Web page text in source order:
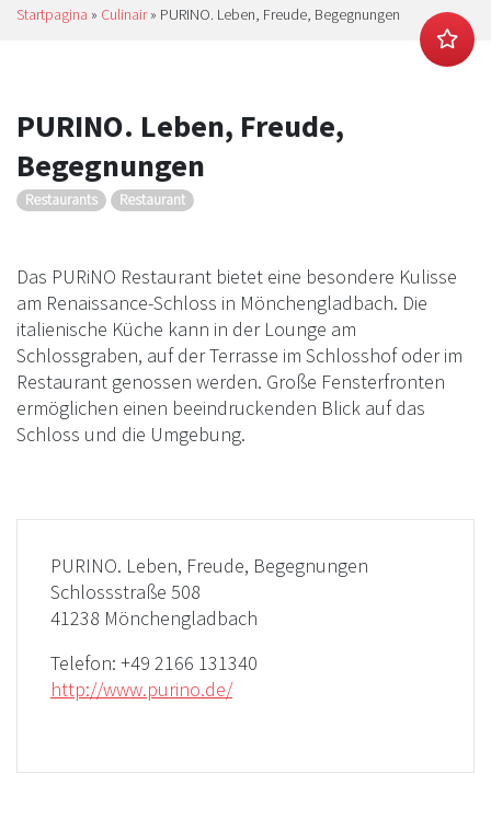
Startpagina » Culinair» PURINO. Leben, Freude, Begegnungen
PURINO. Leben, Freude,
Begegnungen
Restaurants Restaurant
Das PURiNO Restaurant bietet eine besondere Kulisse
am Renaissance-Schloss in Mönchengladbach. Die
italienische Küche kann in der Lounge am
Schlossgraben, auf der Terrasse im Schlosshof oder im
Restaurant genossen werden. Große Fensterfronten
ermöglichen einen beeindruckenden Blick auf das
Schloss und die Umgebung.
PURINO. Leben, Freude, Begegnungen
Schlossstraße 508
41238 Mönchengladbach
Telefon: +49 2166 131340
http://www.purino.de/